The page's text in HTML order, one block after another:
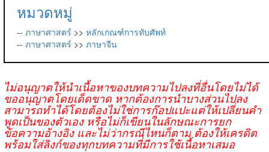
หมวดหมู่
-- ภาษาศาสตร์ >> หลักเกณฑ์การทับศัพท์
-- ภาษาศาสตร์ >> ภาษาจีน
ไม่อนุญาตให้นำเนื้อหาของบทความไปลงที่อื่นโดยไม่ได้
ขออนุญาตโดยเด็ดขาด หากต้องการนำบางส่วนไปลง
สามารถทำได้โดยต้องไม่ใช่การก๊อปแปะแต่ให้เปลี่ยนคำ
พูดเป็นของตัวเอง หรือไม่ก็เขียนในลักษณะการยก
ข้อความอ้างอิง และไม่ว่ากรณีไหนก็ตาม ต้องให้เครดิต
พร้อมใส่ลิงก์ของทุกบทความที่มีการใช้เนื้อหาเสมอ